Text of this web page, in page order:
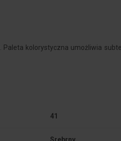
kolorystyczna umożliwia
41